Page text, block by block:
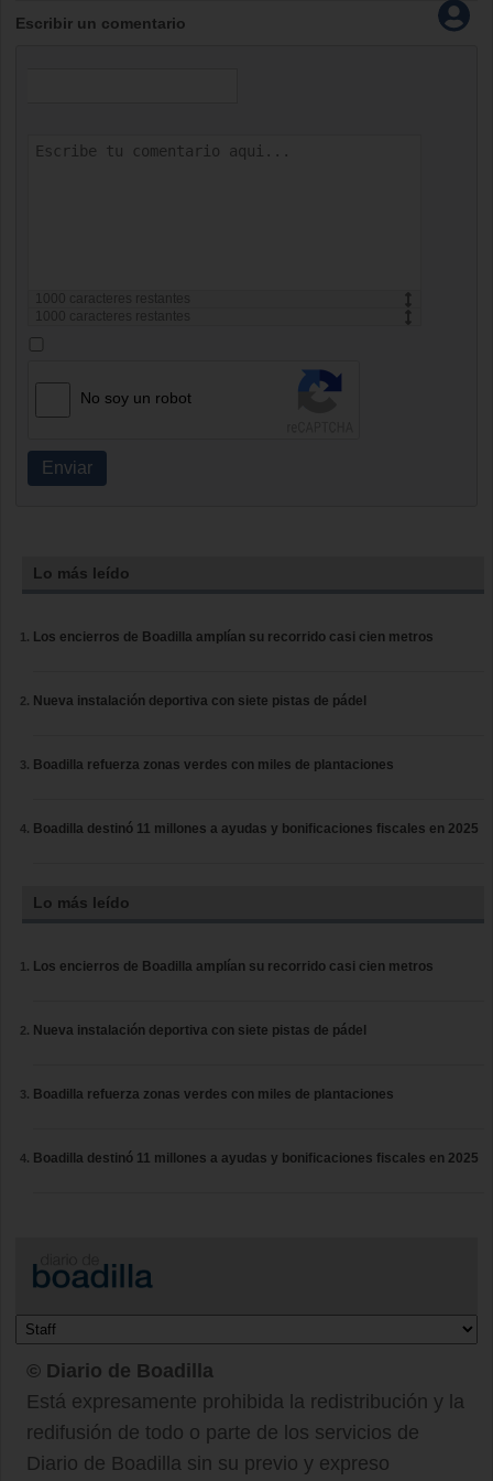
Escribir un comentario
caracteres restantes
caracteres restantes
No soy un robot
Enviar
Lo más leído
Los encierros de Boadilla amplían su recorrido casi cien metros
Nueva instalación deportiva con siete pistas de pádel
Boadilla refuerza zonas verdes con miles de plantaciones
Boadilla destinó 11 millones a ayudas y bonificaciones fiscales en 2025
Lo más leído
Los encierros de Boadilla amplían su recorrido casi cien metros
Nueva instalación deportiva con siete pistas de pádel
Boadilla refuerza zonas verdes con miles de plantaciones
Boadilla destinó 11 millones a ayudas y bonificaciones fiscales en 2025
© Diario de Boadilla
Está expresamente prohibida la redistribución y la
redifusión de todo o parte de los servicios de
Diario de Boadilla sin su previo y expreso